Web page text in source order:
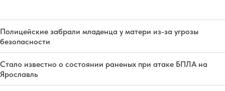
Полицейские забрали младенца у матери из-за угрозы
безопасности
Стало известно о состоянии раненых при атаке БПЛА на
Ярославль